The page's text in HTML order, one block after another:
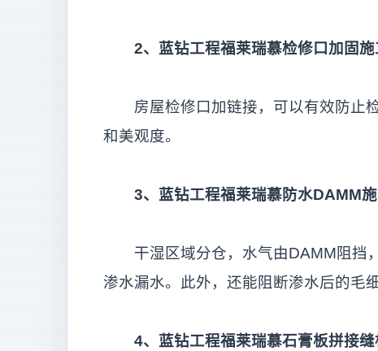
2、蓝钻工程福莱瑞慕检修口加固
房屋检修口加链接，可以有效防止检
和美观度。
3、蓝钻工程福莱瑞慕防水DAMM
干湿区域分仓，水气由DAMM阻挡，
渗水漏水。此外，还能阻断渗水后的毛
4、蓝钻工程福莱瑞慕石膏板拼接